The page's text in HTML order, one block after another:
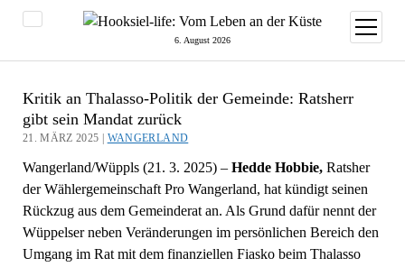
6. August 2026
Menü
öffnen
Kritik an Thalasso-Politik der Gemeinde: Ratsherr
gibt sein Mandat zurück
21. MÄRZ 2025 | WANGERLAND
Wangerland/Wüppls (21. 3. 2025) – Hedde Hobbie,Ratsher
der Wählergemeinschaft Pro Wangerland, hat kündigt seinen
Rückzug aus dem Gemeinderat an. Als Grund dafür nennt der
Wüppelser neben Veränderungen im persönlichen Bereich den
Umgang im Rat mit dem finanziellen Fiasko beim Thalasso